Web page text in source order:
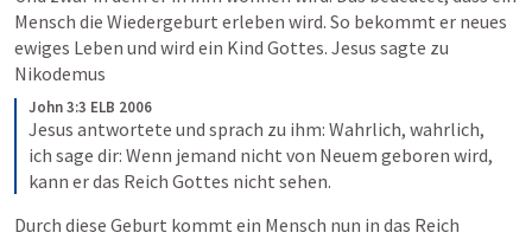
Mensch die Wiedergeburt erleben wird. So bekommt er neues
ewiges Leben und wird ein Kind Gottes. Jesus sagte zu
Nikodemus
John 3:3 ELB 2006
Jesus antwortete und sprach zu ihm: Wahrlich, wahrlich,
ich sage dir: Wenn jemand nicht von Neuem geboren wird,
kann er das Reich Gottes nicht sehen.
Durch diese Geburt kommt ein Mensch nun in das Reich